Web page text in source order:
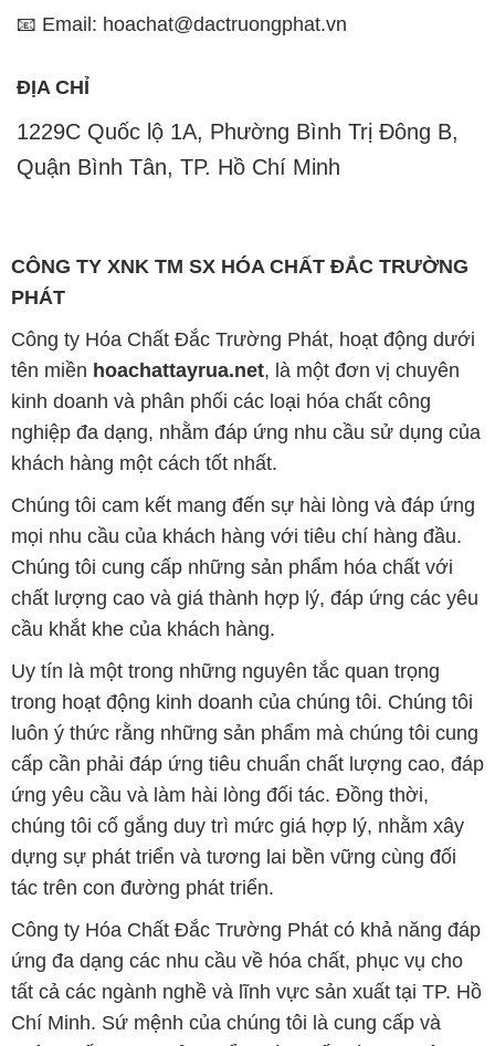
📧 Email: hoachat@dactruongphat.vn
ĐỊA CHỈ
1229C Quốc lộ 1A, Phường Bình Trị Đông B,
Quận Bình Tân, TP. Hồ Chí Minh
CÔNG TY XNK TM SX HÓA CHẤT ĐẮC TRƯỜNG
PHÁT
Công ty Hóa Chất Đắc Trường Phát, hoạt động dưới
tên miền hoachattayrua.net, là một đơn vị chuyên
kinh doanh và phân phối các loại hóa chất công
nghiệp đa dạng, nhằm đáp ứng nhu cầu sử dụng của
khách hàng một cách tốt nhất.
Chúng tôi cam kết mang đến sự hài lòng và đáp ứng
mọi nhu cầu của khách hàng với tiêu chí hàng đầu.
Chúng tôi cung cấp những sản phẩm hóa chất với
chất lượng cao và giá thành hợp lý, đáp ứng các yêu
cầu khắt khe của khách hàng.
Uy tín là một trong những nguyên tắc quan trọng
trong hoạt động kinh doanh của chúng tôi. Chúng tôi
luôn ý thức rằng những sản phẩm mà chúng tôi cung
cấp cần phải đáp ứng tiêu chuẩn chất lượng cao, đáp
ứng yêu cầu và làm hài lòng đối tác. Đồng thời,
chúng tôi cố gắng duy trì mức giá hợp lý, nhằm xây
dựng sự phát triển và tương lai bền vững cùng đối
tác trên con đường phát triển.
Công ty Hóa Chất Đắc Trường Phát có khả năng đáp
ứng đa dạng các nhu cầu về hóa chất, phục vụ cho
tất cả các ngành nghề và lĩnh vực sản xuất tại TP. Hồ
Chí Minh. Sứ mệnh của chúng tôi là cung cấp và